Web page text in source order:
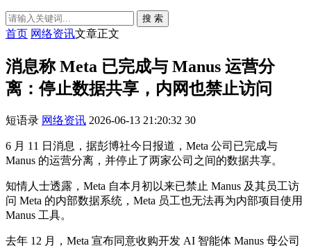
搜 索
首页 网络资讯文章正文
消息称 Meta 已完成与 Manus 运营分
离：停止数据共享，内网也禁止访问
短语录 网络资讯 2026-06-13 21:20:32 30
6 月 11 日消息，据彭博社今日报道，Meta 公司已完成与
Manus 的运营分离，并停止了两家公司之间的数据共享。
知情人士透露，Meta 自本月初以来已禁止 Manus 及其员工访
问 Meta 的内部数据系统，Meta 员工也无法再为内部项目使用
Manus 工具。
去年 12 月，Meta 宣布同意收购开发 AI 智能体 Manus 母公司